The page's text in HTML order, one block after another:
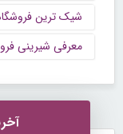
شیک ترین
معرفی شیرینی